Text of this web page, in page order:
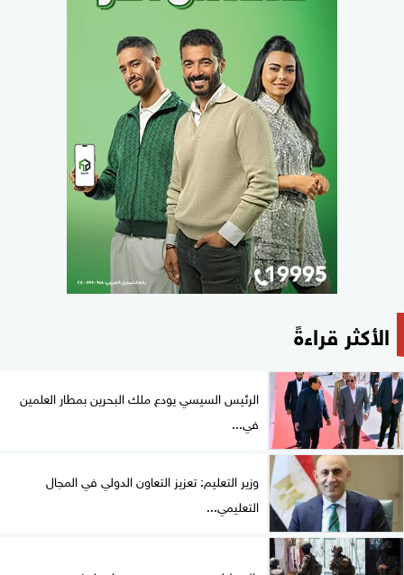
الأكثر قراءةً
الرئيس السيسي يودع ملك البحرين بمطار العلمين
في...
وزير التعليم: تعزيز التعاون الدولي في المجال
التعليمي...